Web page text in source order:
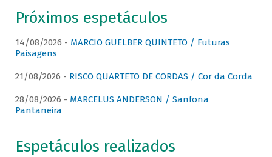
Próximos espetáculos
14/08/2026 - MARCIO GUELBER QUINTETO / Futuras
Paisagens
21/08/2026 - RISCO QUARTETO DE CORDAS / Cor da Corda
28/08/2026 - MARCELUS ANDERSON / Sanfona
Pantaneira
Espetáculos realizados